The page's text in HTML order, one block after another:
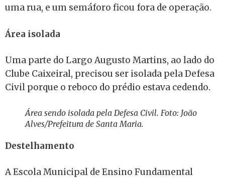
uma rua, e um semáforo ficou fora de operação.
Área isolada
Uma parte do Largo Augusto Martins, ao lado do
Clube Caixeiral, precisou ser isolada pela Defesa
Civil porque o reboco do prédio estava cedendo.
Área sendo isolada pela Defesa Civil. Foto: João
Alves/Prefeitura de Santa Maria.
Destelhamento
A Escola Municipal de Ensino Fundamental